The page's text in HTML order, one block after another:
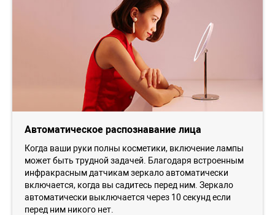
Автоматическое распознавание лица
Когда ваши руки полны косметики, включение лампы
может быть трудной задачей. Благодаря встроенным
инфракрасным датчикам зеркало автоматически
включается, когда вы садитесь перед ним. Зеркало
автоматически выключается через 10 секунд если
перед ним никого нет.